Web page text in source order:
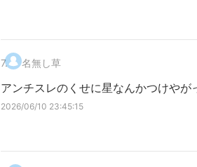
7. 名無し草
アンチスレのくせに星なんかつけやが
2026/06/10 23:45:15